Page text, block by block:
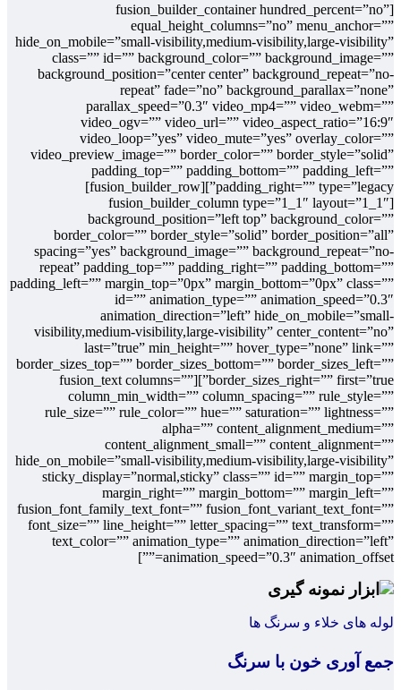
[fusion_builder_container hundred_percent=”no”
equal_height_columns=”no” menu_anchor=””
hide_on_mobile=”small-visibility,medium-visibility,large-visibility”
class=”” id=”” background_color=”” background_image=””
background_position=”center center” background_repeat=”no-
repeat” fade=”no” background_parallax=”none”
parallax_speed=”0.3″ video_mp4=”” video_webm=””
video_ogv=”” video_url=”” video_aspect_ratio=”16:9″
video_loop=”yes” video_mute=”yes” overlay_color=””
video_preview_image=”” border_color=”” border_style=”solid”
padding_top=”” padding_bottom=”” padding_left=””
padding_right=”” type=”legacy”][fusion_builder_row]
[fusion_builder_column type=”1_1″ layout=”1_1″
background_position=”left top” background_color=””
border_color=”” border_style=”solid” border_position=”all”
spacing=”yes” background_image=”” background_repeat=”no-
repeat” padding_top=”” padding_right=”” padding_bottom=””
padding_left=”” margin_top=”0px” margin_bottom=”0px” class=””
id=”” animation_type=”” animation_speed=”0.3″
animation_direction=”left” hide_on_mobile=”small-
visibility,medium-visibility,large-visibility” center_content=”no”
last=”true” min_height=”” hover_type=”none” link=””
border_sizes_top=”” border_sizes_bottom=”” border_sizes_left=””
border_sizes_right=”” first=”true”][fusion_text columns=””
column_min_width=”” column_spacing=”” rule_style=””
rule_size=”” rule_color=”” hue=”” saturation=”” lightness=””
alpha=”” content_alignment_medium=””
content_alignment_small=”” content_alignment=””
hide_on_mobile=”small-visibility,medium-visibility,large-visibility”
sticky_display=”normal,sticky” class=”” id=”” margin_top=””
margin_right=”” margin_bottom=”” margin_left=””
fusion_font_family_text_font=”” fusion_font_variant_text_font=””
font_size=”” line_height=”” letter_spacing=”” text_transform=””
text_color=”” animation_type=”” animation_direction=”left”
animation_speed=”0.3″ animation_offset=””]
لوله های خلاء و سرنگ ها
جمع آوری خون با سرنگ